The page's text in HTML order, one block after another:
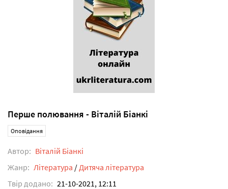
Перше полювання - Віталій Біанкі
Оповідання
Автор: Віталій Біанкі
Жанр: Література /Дитяча література
Твір додано: 21-10-2021, 12:11